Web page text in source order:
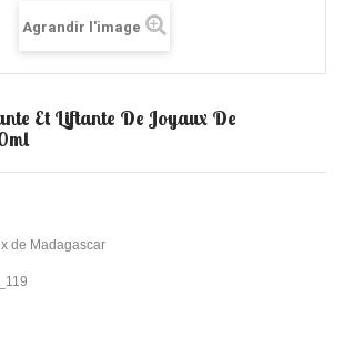
Agrandir l'image
Et Liftante De Joyaux De
de Madagascar